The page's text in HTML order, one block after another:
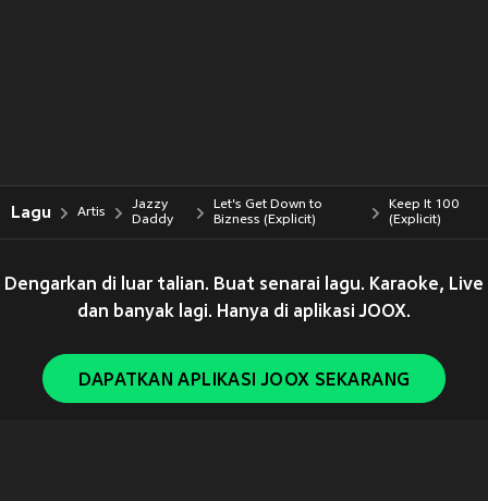
Lagu Artis
Jazzy
Daddy
Let's Get Down to
Bizness (Explicit)
Keep It 100
(Explicit)
Dengarkan di luar talian. Buat senarai lagu. Karaoke, Live
dan banyak lagi. Hanya di aplikasi JOOX.
DAPATKAN APLIKASI JOOX SEKARANG